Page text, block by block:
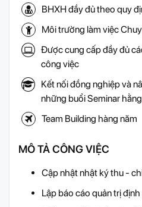
BHXH đầy đủ theo quy
Môi trường làm việc
Được cung cấp đầy đủ
công việc
Kết nối đồng nghiệp và
những buổi Seminar
Team Building hàng năm
MÔ TẢ CÔNG VIỆC
Cập nhật nhật ký thu -
Lập báo cáo quản trị